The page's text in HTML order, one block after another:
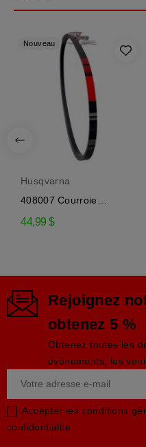
Nouveau
Husqvarna
408007 Courroie
d'entraînement de la...
44,99 $
Rejoignez
obtenez 5 %
Obtenez toutes les
événements, les
Accepter les conditions
confidentialité